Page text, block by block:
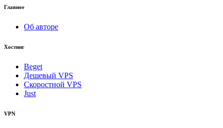
Главное
Об авторе
Хостинг
Beget
Дешевый VPS
Скоростной VPS
Just
VPN